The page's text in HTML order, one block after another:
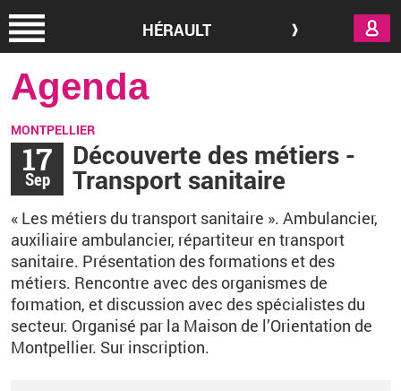
HÉRAULT
Agenda
MONTPELLIER
17
Sep
Découverte des métiers -
Transport sanitaire
« Les métiers du transport sanitaire ». Ambulancier,
auxiliaire ambulancier, répartiteur en transport
sanitaire. Présentation des formations et des
métiers. Rencontre avec des organismes de
formation, et discussion avec des spécialistes du
secteur. Organisé par la Maison de l’Orientation de
Montpellier. Sur inscription.